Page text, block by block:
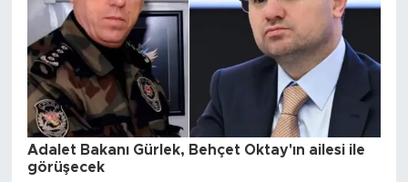
Adalet Bakanı Gürlek, Behçet Oktay'ın ailesi ile
görüşecek